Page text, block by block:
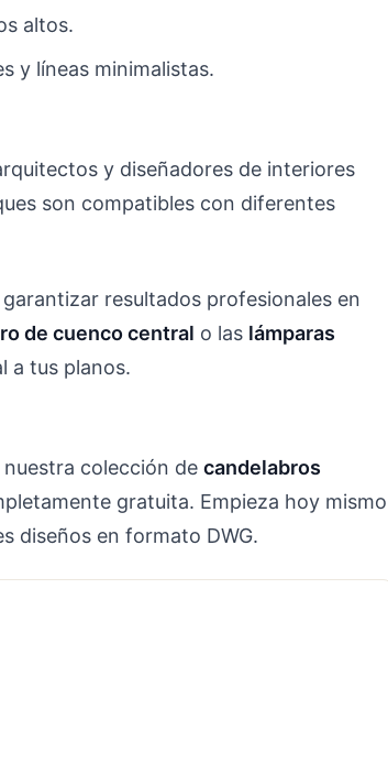
altos.
y líneas minimalistas.
y diseñadores de interiores
son compatibles con diferentes
resultados profesionales en
de cuenco central o las lámparas
a tus planos.
colección de candelabros
gratuita. Empieza hoy mismo
diseños en formato DWG.